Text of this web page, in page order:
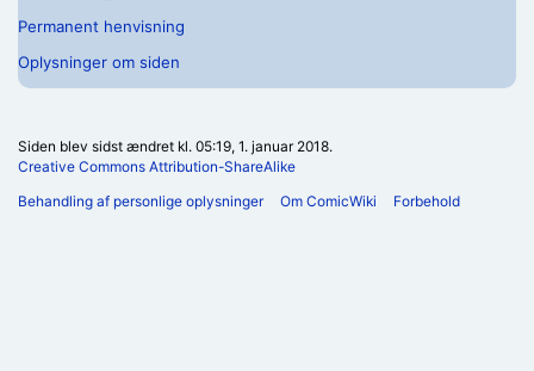
Permanent henvisning
Oplysninger om siden
Siden blev sidst ændret kl. 05:19, 1. januar 2018.
Creative Commons Attribution-ShareAlike
Behandling af personlige oplysninger
Om ComicWiki Forbehold